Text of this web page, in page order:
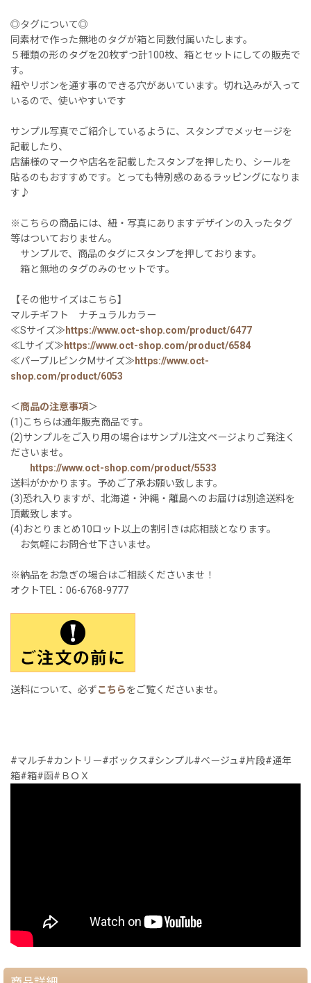
◎タグについて◎
同素材で作った無地のタグが箱と同数付属いたします。
５種類の形のタグを20枚ずつ計100枚、箱とセットにしての販売で
す。
紐やリボンを通す事のできる穴があいています。切れ込みが入って
いるので、使いやすいです
サンプル写真でご紹介しているように、スタンプでメッセージを
記載したり、
店舗様のマークや店名を記載したスタンプを押したり、シールを
貼るのもおすすめです。とっても特別感のあるラッピングになりま
す♪
※こちらの商品には、紐・写真にありますデザインの入ったタグ
等はついておりません。
サンプルで、商品のタグにスタンプを押しております。
箱と無地のタグのみのセットです。
【その他サイズはこちら】
マルチギフト ナチュラルカラー
≪Sサイズ≫ https://www.oct-shop.com/product/6477
≪Lサイズ≫ https://www.oct-shop.com/product/6584
≪パープルピンクMサイズ≫ https://www.oct-
shop.com/product/6053
＜商品の注意事項＞
(1)こちらは通年販売商品です。
(2)サンプルをご入り用の場合はサンプル注文ページよりご発注く
ださいませ。
https://www.oct-shop.com/product/5533
送料がかかります。予めご了承お願い致します。
(3)恐れ入りますが、北海道・沖縄・離島へのお届けは別途送料を
頂戴致します。
(4)おとりまとめ10ロット以上の割引きは応相談となります。
お気軽にお問合せ下さいませ。
※納品をお急ぎの場合はご相談くださいませ！
オクトTEL：06-6768-9777
送料について、必ずこちらをご覧くださいませ。
#マルチ#カントリー#ボックス#シンプル#ベージュ#片段#通年
箱#箱#函#ＢＯＸ